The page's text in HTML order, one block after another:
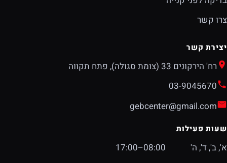
צרו קשר
יצירת קשר
רח' הירקונים 33 (צומת סגולה), פתח תקווה
03-9045670
gebcenter@gmail.com
שעות פעילות
א', ב', ד', ה'
08:00–17:00